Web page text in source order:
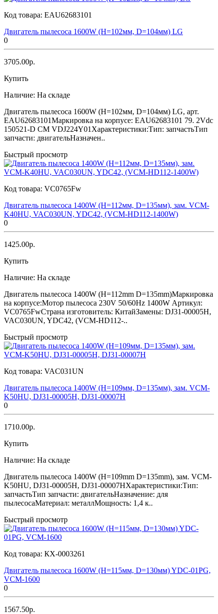
Код товара: EAU62683101
Двигатель пылесоса 1600W (H=102мм, D=104мм) LG
0
3705.00р.
Купить
Наличие: На складе
Двигатель пылесоса 1600W (H=102мм, D=104мм) LG, арт.
EAU62683101Маркировка на корпусе: EAU62683101 79. 2Vdc
150521-D CM VDJ224Y01Характеристики:Тип: запчастьТип
запчасти: двигательНазначен..
Быстрый просмотр
Код товара: VC0765Fw
Двигатель пылесоса 1400W (H=112мм, D=135мм), зам. VCM-
K40HU, VAC030UN, YDC42, (VCM-HD112-1400W)
0
1425.00р.
Купить
Наличие: На складе
Двигатель пылесоса 1400W (H=112mm D=135mm)Маркировка
на корпусе:Мотор пылесоса 230V 50/60Hz 1400W Артикул:
VC0765FwСтрана изготовитель: КитайЗамены: DJ31-00005H,
VAC030UN, YDC42, (VCM-HD112-..
Быстрый просмотр
Код товара: VAC031UN
Двигатель пылесоса 1400W (H=109мм, D=135мм), зам. VCM-
K50HU, DJ31-00005H, DJ31-00007H
0
1710.00р.
Купить
Наличие: На складе
Двигатель пылесоса 1400W (H=109mm D=135mm), зам. VCM-
K50HU, DJ31-00005H, DJ31-00007HХарактеристики:Тип:
запчастьТип запчасти: двигательНазначение: для
пылесосаМатериал: металлМощность: 1,4 к..
Быстрый просмотр
Код товара: КХ-0003261
Двигатель пылесоса 1600W (H=115мм, D=130мм) YDC-01PG,
VCM-1600
0
1567.50р.